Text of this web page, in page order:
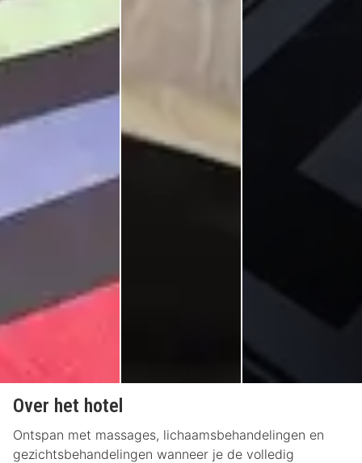
Over het hotel
Ontspan met massages, lichaamsbehandelingen en
gezichtsbehandelingen wanneer je de volledig